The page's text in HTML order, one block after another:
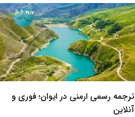
ترجمه رسمی ارمنی در ایوان؛ فوری و
آنلاین